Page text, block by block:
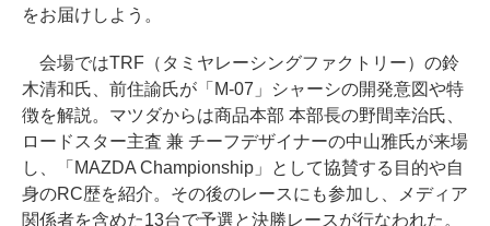
をお届けしよう。
会場ではTRF（タミヤレーシングファクトリー）の鈴
木清和氏、前住諭氏が「M-07」シャーシの開発意図や特
徴を解説。マツダからは商品本部 本部長の野間幸治氏、
ロードスター主査 兼 チーフデザイナーの中山雅氏が来場
し、「MAZDA Championship」として協賛する目的や自
身のRC歴を紹介。その後のレースにも参加し、メディア
関係者を含めた13台で予選と決勝レースが行なわれた。